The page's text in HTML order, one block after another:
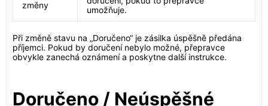
změny
umožňuje.
Při změně stavu na „Doručeno“ je zásilka úspěšně předána
příjemci. Pokud by doručení nebylo možné, přepravce
obvykle zanechá oznámení a poskytne další instrukce.
Doručeno / Neúspěšné